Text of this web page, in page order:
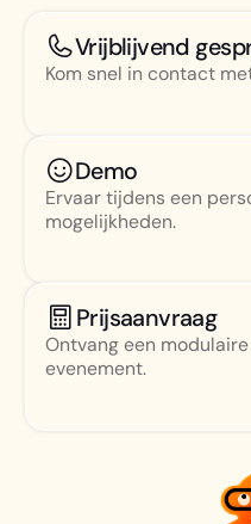
Vrijblijvend
Kom snel in contact
Demo
Ervaar tijdens een
mogelijkheden.
Prijsaanvraag
Ontvang een
evenement.